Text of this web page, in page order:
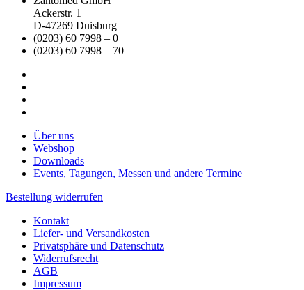
Ackerstr. 1
D-47269 Duisburg
(0203) 60 7998 – 0
(0203) 60 7998 – 70
Über uns
Webshop
Downloads
Events, Tagungen, Messen und andere Termine
Bestellung widerrufen
Kontakt
Liefer- und Versandkosten
Privatsphäre und Datenschutz
Widerrufsrecht
AGB
Impressum